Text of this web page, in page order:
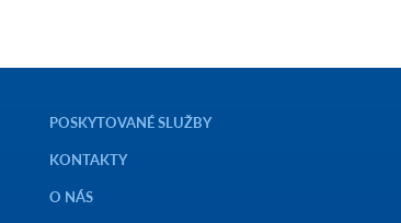
POSKYTOVANÉ SLUŽBY
KONTAKTY
O NÁS